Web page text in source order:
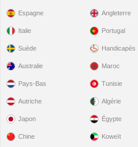
Espagne
Italie
Suède
Angleterre
Portugal
Handicapés
Australie
Pays-Bas
Autriche
Japon
Chine
Maroc
Tunisie
Algérie
Égypte
Koweït